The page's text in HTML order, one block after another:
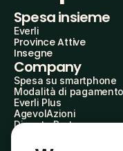
Spesa insieme
Everli
Province Attive
Insegne
Company
Spesa su smartphone
Modalità di pagamento
Everli Plus
AgevolAzioni
Diventa Partner
Everli Shoppers